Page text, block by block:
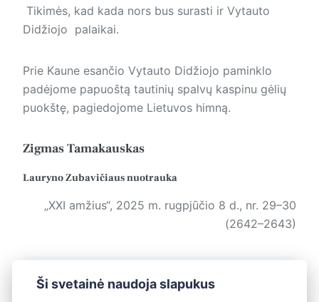
Tikimės, kad kada nors bus surasti ir Vytauto
Didžiojo palaikai.
Prie Kaune esančio Vytauto Didžiojo paminklo
padėjome papuoštą tautinių spalvų kaspinu gėlių
puokštę, pagiedojome Lietuvos himną.
Zigmas Tamakauskas
Lauryno Zubavičiaus nuotrauka
„XXI amžius“, 2025 m. rugpjūčio 8 d., nr. 29–30
(2642–2643)
Žymos: Istorija ir dabartis
Ši svetainė naudoja slapukus